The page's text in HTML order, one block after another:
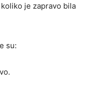
je zapravo bila
su: